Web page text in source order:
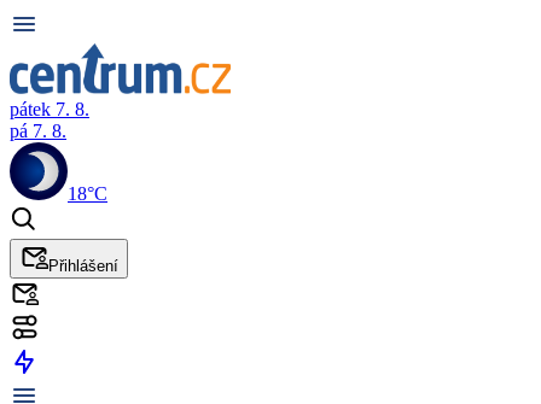
pátek 7. 8.
pá 7. 8.
18°C
Přihlášení